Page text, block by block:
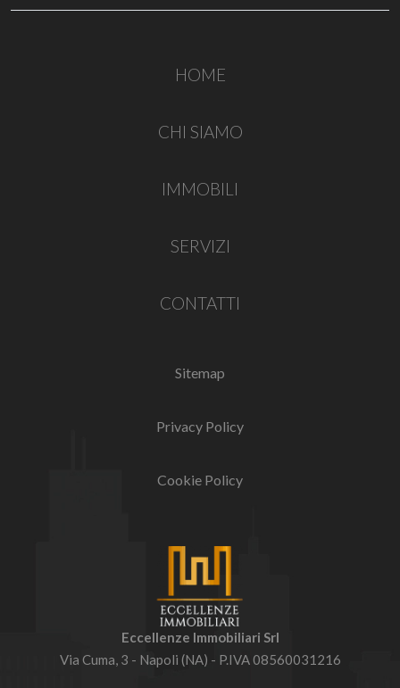
HOME
CHI SIAMO
IMMOBILI
SERVIZI
CONTATTI
Sitemap
Privacy Policy
Cookie Policy
Eccellenze Immobiliari Srl
Via Cuma, 3 - Napoli (NA) - P.IVA 08560031216